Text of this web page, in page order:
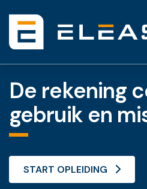
De rekening
gebruik en
START OPLEIDING